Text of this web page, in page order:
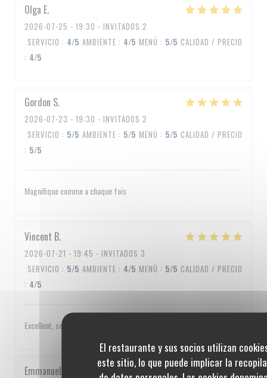
El restaurante y sus socios utilizan
este sitio, lo que puede implicar la
Olga E
2026-07-25 - 19:30 - INVITADOS 2
SERVICIO : 4/5 AMBIENTE : 4/5 MENÚ : 5/5 CALIDAD / PRECIO
: 4/5
Gordon S
2026-07-23 - 19:30 - INVITADOS 2
SERVICIO : 5/5 AMBIENTE : 5/5 MENÚ : 5/5 CALIDAD / PRECIO
: 5/5
Magnifique comme a chaque fois
Vincent B
2026-07-21 - 19:45 - INVITADOS 3
SERVICIO : 5/5 AMBIENTE : 4/5 MENÚ : 5/5 CALIDAD / PRECIO
: 4/5
Excellent, service impeccable, un peu cher quand même
Emmanuel